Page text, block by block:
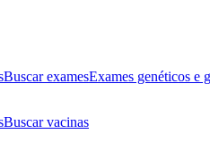
Buscar examesExames genéticos e
Buscar vacinas